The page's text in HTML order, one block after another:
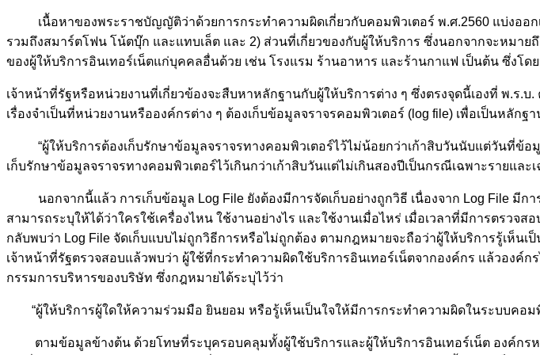
เนื้อหาของพระราชบัญญัติว่าด้วยการกระทำความผิดเกี่ยวกับคอมพิวเตอร์ พ.ศ.2560 แบ่งออก
รวมถึงสมาร์ตโฟน โน้ตบุ๊ก และแทบเล็ต และ 2) ส่วนที่เกี่ยวของกับผู้ให้บริการ ซึ่งนอกจากจะหม
ของผู้ให้บริการอินเทอร์เน็ตแก่บุคคลอื่นด้วย เช่น โรงแรม ร้านอาหาร และร้านกาแฟ เป็นต้น ซึ่งโ
เจ้าหน้าที่รัฐหรือหน่วยงานที่เกี่ยวข้องจะสืบหาหลักฐานกับผู้ให้บริการต่าง ๆ ซึ่งตรงจุดนี้เองที่ พ.ร.
เรื่องจำเป็นที่หน่วยงานหรือองค์กรต่าง ๆ ต้องเก็บข้อมูลจราจรคอมพิวเตอร์ (log file) เพื่อเป็นหลัก
“ผู้ให้บริการต้องเก็บรักษาข้อมูลจราจรทางคอมพิวเตอร์ไว้ไม่น้อยกว่าเก้าสิบวันนับแต่วันที่ข้อ
เก็บรักษาข้อมูลจราจรทางคอมพิวเตอร์ไว้เกินกว่าเก้าสิบวันแต่ไม่เกินสองปีเป็นกรณีเฉพาะรายและเ
นอกจากนี้แล้ว การเก็บข้อมูล Log File ยังต้องมีการจัดเก็บอย่างถูกวิธี เนื่องจาก Log File มีก
สามารถระบุให้ได้ว่าใครใช้เครื่องไหน ใช้งานอย่างไร และใช้งานเมื่อไหร่ เมื่อเวลาที่มีการตรว
กลับพบว่า Log File จัดเก็บแบบไม่ถูกวิธีการหรือไม่ถูกต้อง ตามกฎหมายจะถือว่าผู้ให้บริการรู้เห็น
เจ้าหน้าที่รัฐตรวจสอบแล้วพบว่า ผู้ใช้ที่กระทำความผิดใช้บริการอินเทอร์เน็ตจากองค์กร แล้วอง
กรรมการบริหารของบริษัท ซึ่งกฎหมายได้ระบุไว้ว่า
“ผู้ให้บริการผู้ใดให้ความร่วมมือ ยินยอม หรือรู้เห็นเป็นใจให้มีการกระทำความผิดในระบบคอม
ตามข้อมูลข้างต้น ด้วยโทษที่ระบุครอบคลุมทั้งผู้ใช้บริการและผู้ให้บริการอินเทอร์เน็ต องค์กรห